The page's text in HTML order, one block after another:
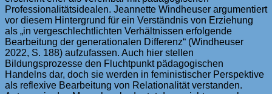
Professionalitätsidealen. Jeannette Windheuser argumentiert
vor diesem Hintergrund für ein Verständnis von Erziehung
als „in vergeschlechtlichten Verhältnissen erfolgende
Bearbeitung der generationalen Differenz“ (Windheuser
2022, S. 188) aufzufassen. Auch hier stellen
Bildungsprozesse den Fluchtpunkt pädagogischen
Handelns dar, doch sie werden in feministischer Perspektive
als reflexive Bearbeitung von Relationalität verstanden.